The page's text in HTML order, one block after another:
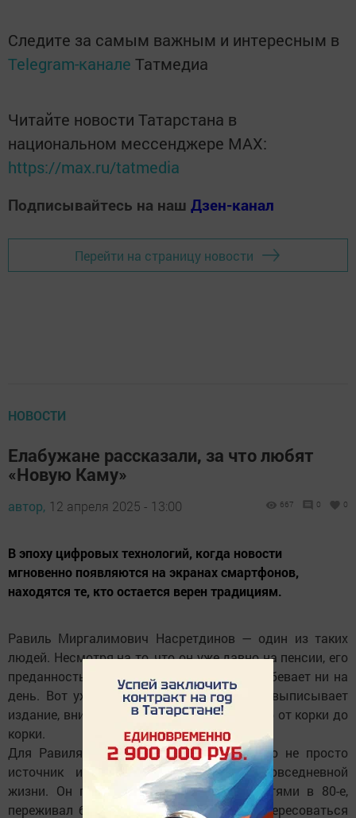
Следите за самым важным и интересным в
Telegram-канале Татмедиа
Читайте новости Татарстана в
национальном мессенджере MАХ:
https://max.ru/tatmedia
Подписывайтесь на наш Дзен-канал
Перейти на страницу новости
НОВОСТИ
Елабужане рассказали, за что любят
«Новую Каму»
автор, 12 апреля 2025 - 13:00 667 0 0
В эпоху цифровых технологий, когда новости
мгновенно появляются на экранах смартфонов,
находятся те, кто остается верен традициям.
Равиль Миргалимович Насретдинов — один из таких
людей. Несмотря на то, что он уже давно на пенсии, его
преданность газете «Новая Кама» не ослабевает ни на
день. Вот уже несколько десятилетий он выписывает
издание, внимательно читая каждый номер от корки до
корки.
Для Равиля Миргалимовича газета — это не просто
источник информации, а часть его повседневной
жизни. Он помнит, как следил за новостями в 80-е,
переживал бурные 90-е и продолжает интересоваться